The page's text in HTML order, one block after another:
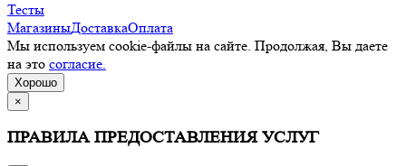
Тесты
МагазиныДоставкаОплата
Мы используем cookie-файлы на сайте. Продолжая, Вы даете
на это согласие.
Хорошо
×
ПРАВИЛА ПРЕДОСТАВЛЕНИЯ УСЛУГ